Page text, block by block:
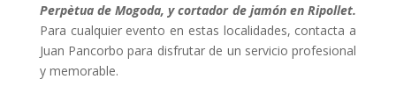
Perpètua de Mogoda, y cortador de jamón en Ripollet.
Para cualquier evento en estas localidades, contacta a
Juan Pancorbo para disfrutar de un servicio profesional
y memorable.